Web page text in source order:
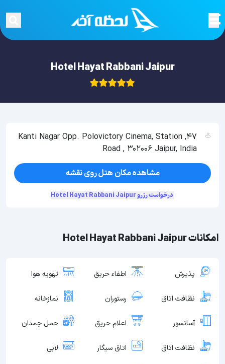
Hotel Hayat Rabbani Jaipur
امکانات Hotel Hayat Rabbani Jaipur
پذیرش اطفاء حریق تهویه هوا
نظافت اتاق رستوران نمازخانه
آسانسور اعلام حریق حمل چمدان
نظافت اتاق اتاق سیگار لابی
47, Kanti Nagar Opp. Polovictory Cinema, Station
Road , 302006 Jaipur, India
مشاهده مکان هتل روی نقشه
درخواست رزرو Hotel Hayat Rabbani Jaipur